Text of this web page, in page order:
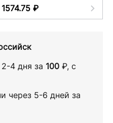
₽
2-4 дня за 100 ₽, с
через 5-6 дней за